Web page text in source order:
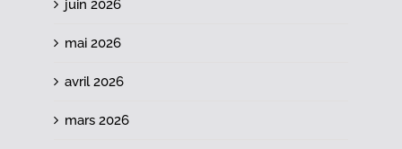
juin 2026
mai 2026
avril 2026
mars 2026